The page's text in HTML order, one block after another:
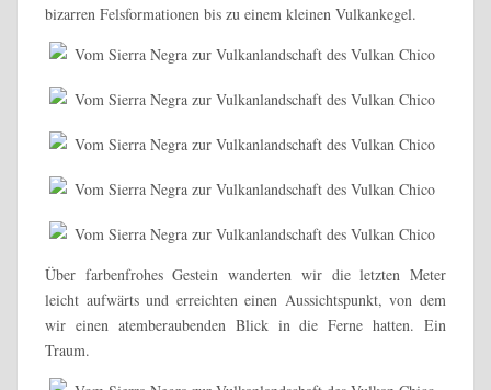
bizarren Felsformationen bis zu einem kleinen Vulkankegel.
Über farbenfrohes Gestein wanderten wir die letzten Meter
leicht aufwärts und erreichten einen Aussichtspunkt, von dem
wir einen atemberaubenden Blick in die Ferne hatten. Ein
Traum.